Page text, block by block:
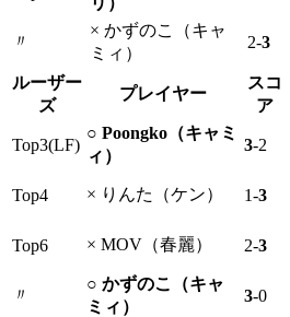
〃
× かずのこ（キャ
ミィ）
2-3
ルーザー
ズ
プレイヤー
スコ
ア
Top3(LF)
○ Poongko（キャミ
ィ）
3-2
Top4 × りんた（ケン） 1-3
Top6 × MOV（春麗） 2-3
〃
○ かずのこ（キャ
ミィ）
3-0